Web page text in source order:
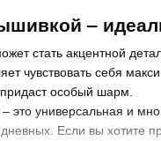
‒
стать акцентной
чувствовать себя
особый шарм.
это универсальная и
Если вы хотите